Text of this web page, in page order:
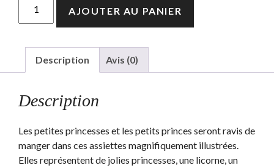
assiettes
Princesse
AJOUTER AU PANIER
Description Avis (0)
Description
Les petites princesses et les petits princes seront ravis de
manger dans ces assiettes magnifiquement illustrées.
Elles représentent de jolies princesses, une licorne, un